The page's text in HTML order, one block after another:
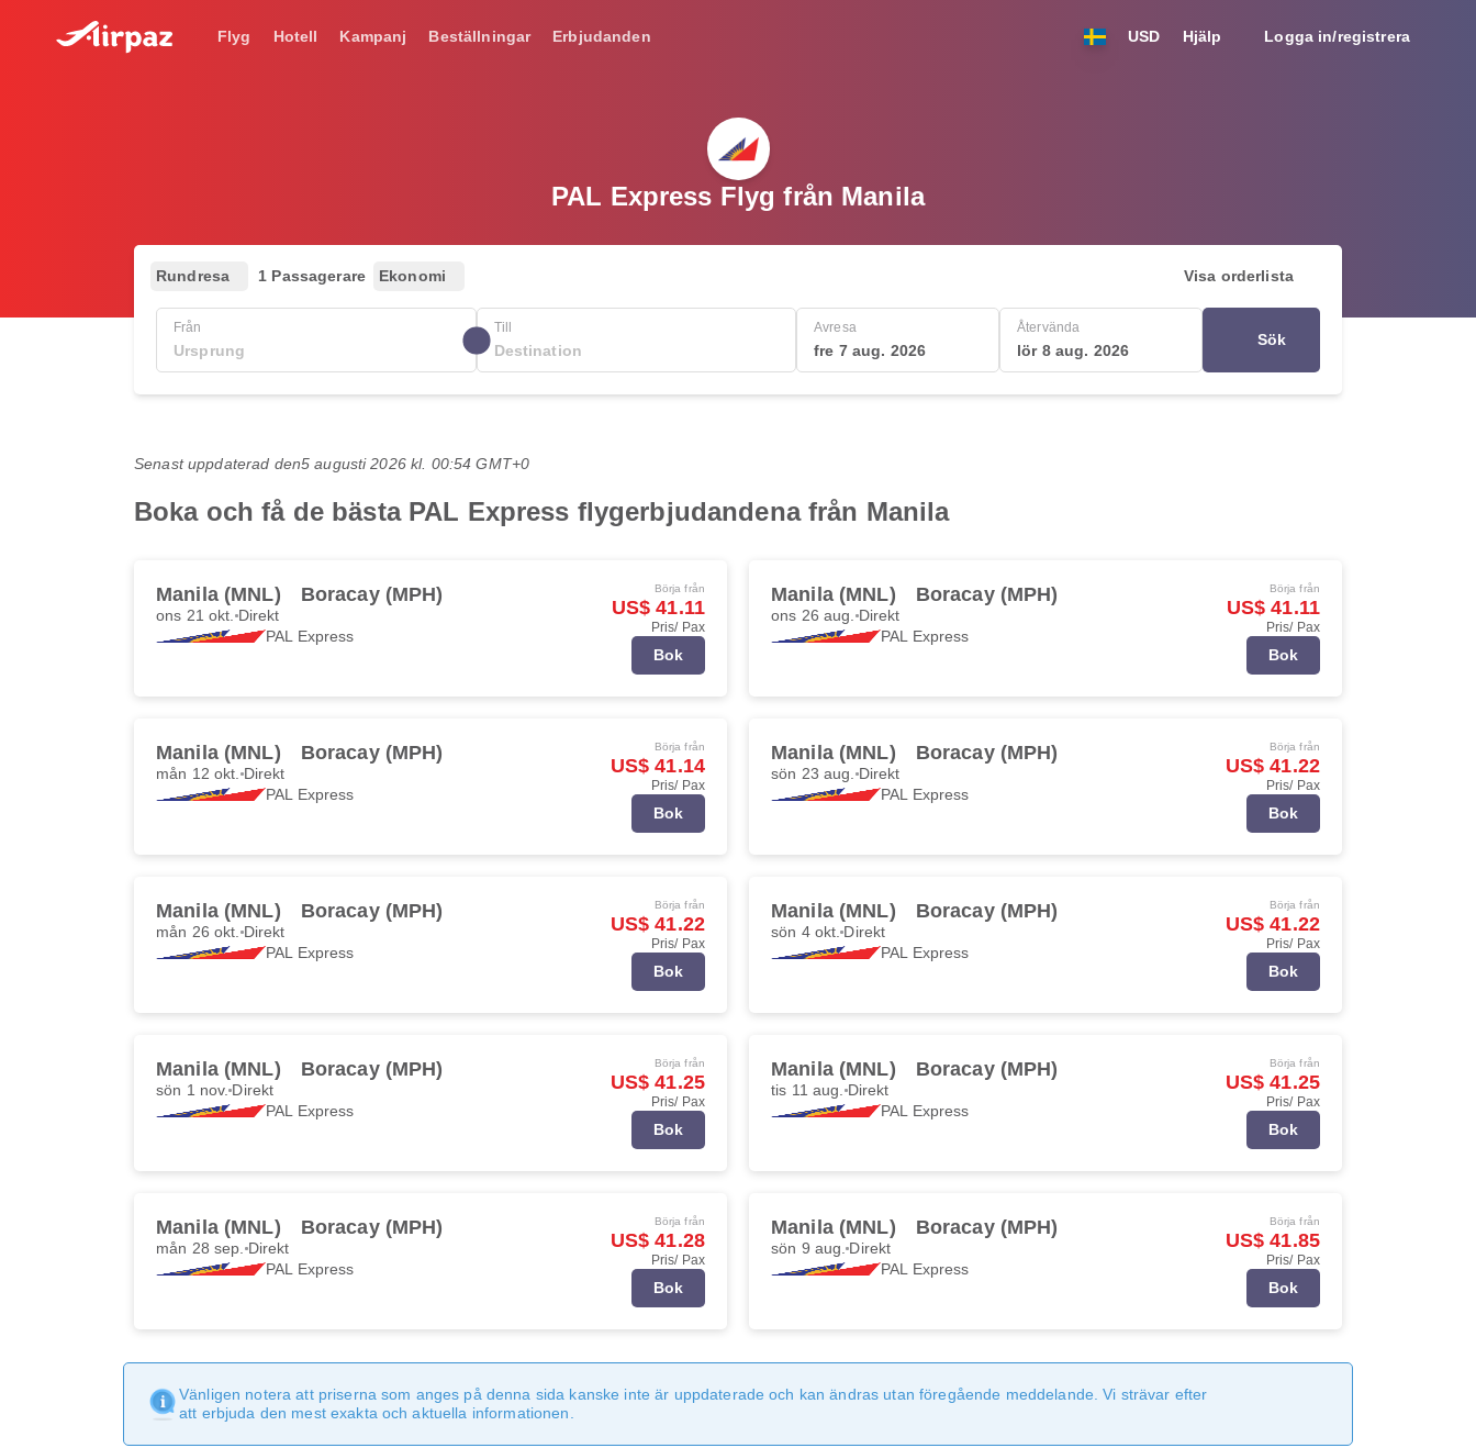
Flyg Hotell Kampanj Beställningar Erbjudanden USD Hjälp Logga in/registrera
PAL Express Flyg från Manila
Rundresa 1 Passagerare Ekonomi Visa orderlista
Från Till Avresa
fre 7 aug. 2026
Återvända
lör 8 aug. 2026
Sök
Senast uppdaterad den5 augusti 2026 kl. 00:54 GMT+0
Boka och få de bästa PAL Express flygerbjudandena från Manila
Manila (MNL) Boracay (MPH)
ons 21 okt. Direkt
PAL Express
Börja från
US$ 41.11
Pris/ Pax
Bok
Manila (MNL) Boracay (MPH)
ons 26 aug. Direkt
PAL Express
Börja från
US$ 41.11
Pris/ Pax
Bok
Manila (MNL) Boracay (MPH)
mån 12 okt. Direkt
PAL Express
Börja från
US$ 41.14
Pris/ Pax
Bok
Manila (MNL) Boracay (MPH)
sön 23 aug. Direkt
PAL Express
Börja från
US$ 41.22
Pris/ Pax
Bok
Manila (MNL) Boracay (MPH)
mån 26 okt. Direkt
PAL Express
Börja från
US$ 41.22
Pris/ Pax
Bok
Manila (MNL) Boracay (MPH)
sön 4 okt. Direkt
PAL Express
Börja från
US$ 41.22
Pris/ Pax
Bok
Manila (MNL) Boracay (MPH)
sön 1 nov. Direkt
PAL Express
Börja från
US$ 41.25
Pris/ Pax
Bok
Manila (MNL) Boracay (MPH)
tis 11 aug. Direkt
PAL Express
Börja från
US$ 41.25
Pris/ Pax
Bok
Manila (MNL) Boracay (MPH)
mån 28 sep. Direkt
PAL Express
Börja från
US$ 41.28
Pris/ Pax
Bok
Manila (MNL) Boracay (MPH)
sön 9 aug. Direkt
PAL Express
Börja från
US$ 41.85
Pris/ Pax
Bok
Vänligen notera att priserna som anges på denna sida kanske inte är uppdaterade och kan ändras utan föregående meddelande. Vi strävar efter
att erbjuda den mest exakta och aktuella informationen.